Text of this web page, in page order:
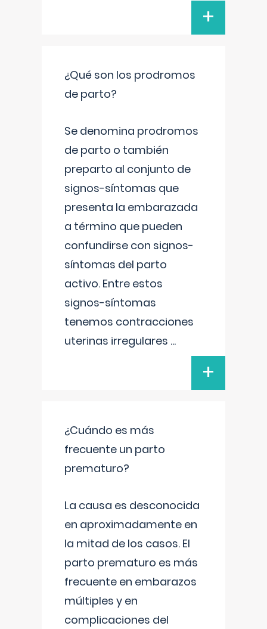
+
¿Qué son los prodromos
de parto?
Se denomina prodromos
de parto o también
preparto al conjunto de
signos-síntomas que
presenta la embarazada
a término que pueden
confundirse con signos-
síntomas del parto
activo. Entre estos
signos-síntomas
tenemos contracciones
uterinas irregulares ...
+
¿Cuándo es más
frecuente un parto
prematuro?
La causa es desconocida
en aproximadamente en
la mitad de los casos. El
parto prematuro es más
frecuente en embarazos
múltiples y en
complicaciones del